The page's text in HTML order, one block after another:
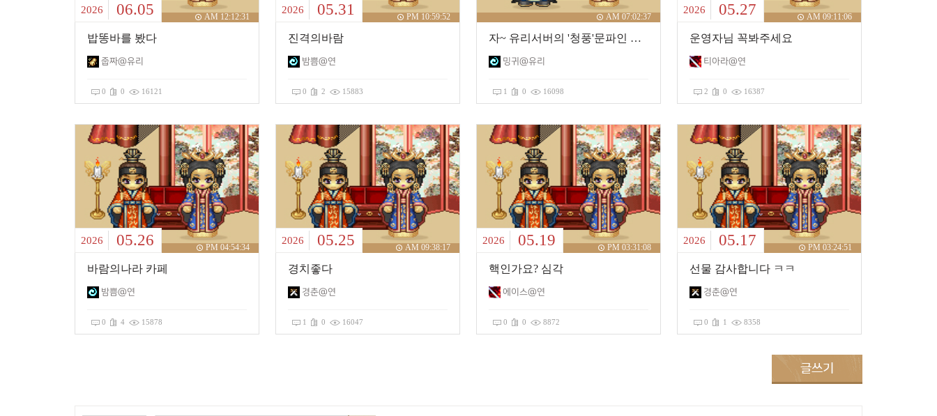
2026 06.05 AM 12:12:31
밥똥바를 봤다
줍짜@유리
0 0 16121
2026 05.31 PM 10:59:52
진격의바람
밤쁨@연
0 2 15883
AM 07:02:37
자~ 유리서버의 '청풍'문파인 청풍쾌검의 실체를 한개 깜
밍귀@유리
1 0 16098
2026 05.27 AM 09:11:06
운영자님 꼭봐주세요
티아라@연
2 0 16387
2026 05.26 PM 04:54:34
바람의나라 카페
밤쁨@연
0 4 15878
2026 05.25 AM 09:38:17
경치좋다
경춘@연
1 0 16047
2026 05.19 PM 03:31:08
핵인가요? 심각
에이스@연
0 0 8872
2026 05.17 PM 03:24:51
선물 감사합니다 ㅋㅋ
경춘@연
0 1 8358